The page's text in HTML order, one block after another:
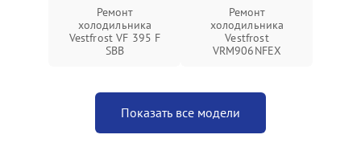
Ремонт
холодильника
Vestfrost VF 395 F
SBB
Ремонт
холодильника
Vestfrost
VRM906NFEX
Показать все модели